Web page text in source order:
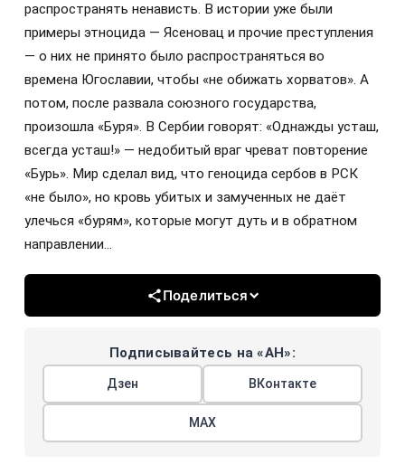
распространять ненависть. В истории уже были
примеры этноцида — Ясеновац и прочие преступления
— о них не принято было распространяться во
времена Югославии, чтобы «не обижать хорватов». А
потом, после развала союзного государства,
произошла «Буря». В Сербии говорят: «Однажды усташ,
всегда усташ!» — недобитый враг чреват повторение
«Бурь». Мир сделал вид, что геноцида сербов в РСК
«не было», но кровь убитых и замученных не даёт
улечься «бурям», которые могут дуть и в обратном
направлении…
Поделиться
Подписывайтесь на «АН»:
Дзен ВКонтакте
МАХ